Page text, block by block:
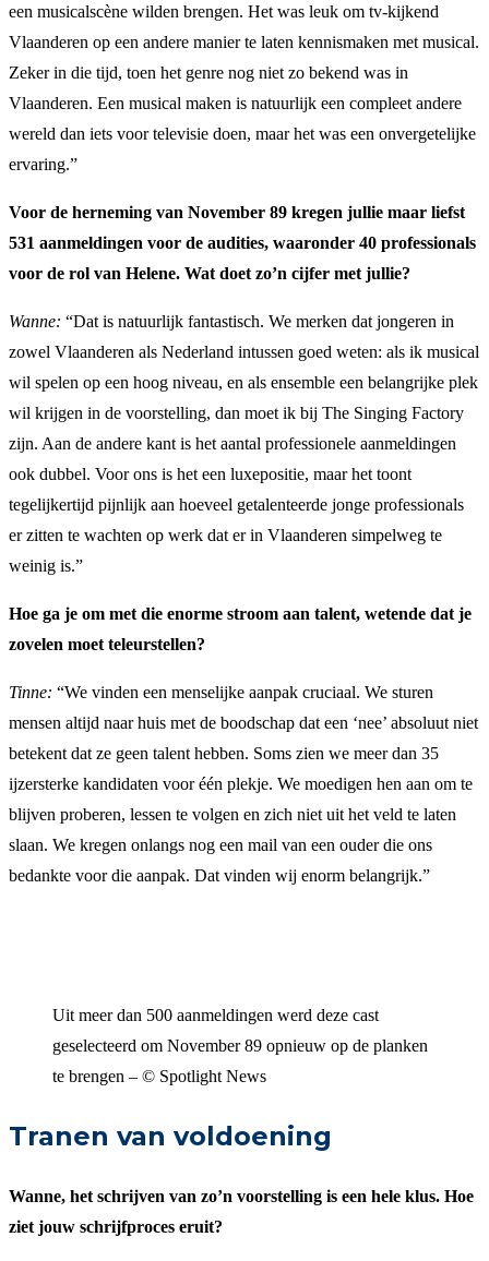
een musicalscène wilden brengen. Het was leuk om tv-kijkend
Vlaanderen op een andere manier te laten kennismaken met musical.
Zeker in die tijd, toen het genre nog niet zo bekend was in
Vlaanderen. Een musical maken is natuurlijk een compleet andere
wereld dan iets voor televisie doen, maar het was een onvergetelijke
ervaring.”
Voor de herneming van November 89 kregen jullie maar liefst
531 aanmeldingen voor de audities, waaronder 40 professionals
voor de rol van Helene. Wat doet zo’n cijfer met jullie?
Wanne: “Dat is natuurlijk fantastisch. We merken dat jongeren in
zowel Vlaanderen als Nederland intussen goed weten: als ik musical
wil spelen op een hoog niveau, en als ensemble een belangrijke plek
wil krijgen in de voorstelling, dan moet ik bij The Singing Factory
zijn. Aan de andere kant is het aantal professionele aanmeldingen
ook dubbel. Voor ons is het een luxepositie, maar het toont
tegelijkertijd pijnlijk aan hoeveel getalenteerde jonge professionals
er zitten te wachten op werk dat er in Vlaanderen simpelweg te
weinig is.”
Hoe ga je om met die enorme stroom aan talent, wetende dat je
zovelen moet teleurstellen?
Tinne: “We vinden een menselijke aanpak cruciaal. We sturen
mensen altijd naar huis met de boodschap dat een ‘nee’ absoluut niet
betekent dat ze geen talent hebben. Soms zien we meer dan 35
ijzersterke kandidaten voor één plekje. We moedigen hen aan om te
blijven proberen, lessen te volgen en zich niet uit het veld te laten
slaan. We kregen onlangs nog een mail van een ouder die ons
bedankte voor die aanpak. Dat vinden wij enorm belangrijk.”
Uit meer dan 500 aanmeldingen werd deze cast
geselecteerd om November 89 opnieuw op de planken
te brengen – © Spotlight News
Tranen van voldoening
Wanne, het schrijven van zo’n voorstelling is een hele klus. Hoe
ziet jouw schrijfproces eruit?